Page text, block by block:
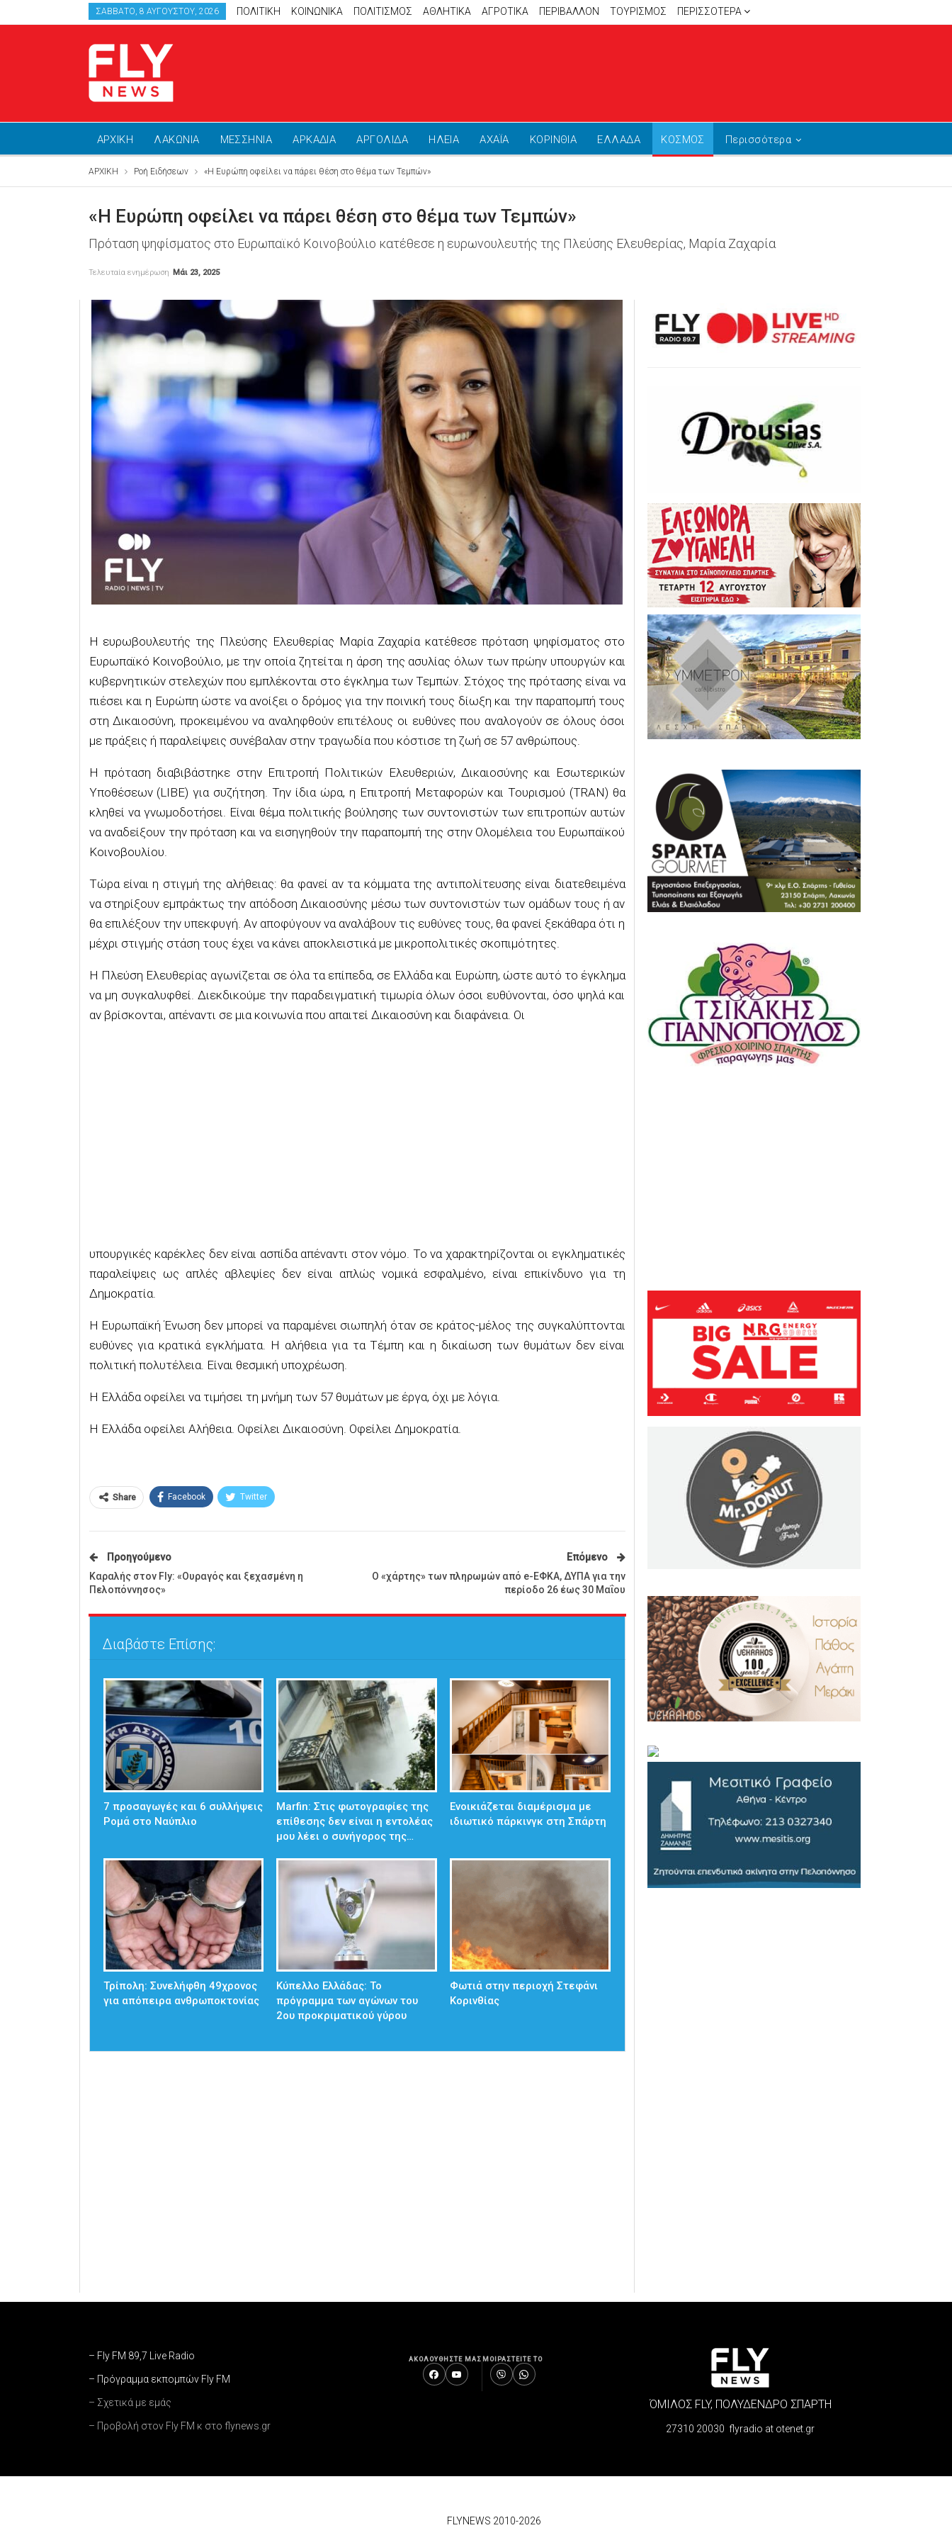
ΣΆΒΒΑΤΟ, 8 ΑΥΓΟΎΣΤΟΥ, 2026 ΠΟΛΙΤΙΚΗ ΚΟΙΝΩΝΙΚΑ ΠΟΛΙΤΙΣΜΟΣ ΑΘΛΗΤΙΚΆ ΑΓΡΟΤΙΚΑ ΠΕΡΙΒΑΛΛΟΝ ΤΟΥΡΙΣΜΟΣ ΠΕΡΙΣΣΌΤΕΡΑ
ΑΡΧΙΚΗ ΛΑΚΩΝΙΑ ΜΕΣΣΗΝΙΑ ΑΡΚΑΔΙΑ ΑΡΓΟΛΙΔΑ ΗΛΕΙΑ ΑΧΑΪΑ ΚΟΡΙΝΘΙΑ ΕΛΛΑΔΑ ΚΟΣΜΟΣ Περισσότερα
ΑΡΧΙΚΗ Ροή Ειδήσεων «Η Ευρώπη οφείλει να πάρει θέση στο θέμα των Τεμπών»
«Η Ευρώπη οφείλει να πάρει θέση στο θέμα των Τεμπών»
Πρόταση ψηφίσματος στο Ευρωπαϊκό Κοινοβούλιο κατέθεσε η ευρωνουλευτής της Πλεύσης Ελευθερίας, Μαρία Ζαχαρία
Τελευταία ενημέρωση Μάι 23, 2025
Η ευρωβουλευτής της Πλεύσης Ελευθερίας Μαρία Ζαχαρία κατέθεσε πρόταση ψηφίσματος στο
Ευρωπαϊκό Κοινοβούλιο, με την οποία ζητείται η άρση της ασυλίας όλων των πρώην υπουργών και
κυβερνητικών στελεχών που εμπλέκονται στο έγκλημα των Τεμπών. Στόχος της πρότασης είναι να
πιέσει και η Ευρώπη ώστε να ανοίξει ο δρόμος για την ποινική τους δίωξη και την παραπομπή τους
στη Δικαιοσύνη, προκειμένου να αναληφθούν επιτέλους οι ευθύνες που αναλογούν σε όλους όσοι
με πράξεις ή παραλείψεις συνέβαλαν στην τραγωδία που κόστισε τη ζωή σε 57 ανθρώπους.
Η πρόταση διαβιβάστηκε στην Επιτροπή Πολιτικών Ελευθεριών, Δικαιοσύνης και Εσωτερικών
Υποθέσεων (LIBE) για συζήτηση. Την ίδια ώρα, η Επιτροπή Μεταφορών και Τουρισμού (TRAN) θα
κληθεί να γνωμοδοτήσει. Είναι θέμα πολιτικής βούλησης των συντονιστών των επιτροπών αυτών
να αναδείξουν την πρόταση και να εισηγηθούν την παραπομπή της στην Ολομέλεια του Ευρωπαϊκού
Κοινοβουλίου.
Τώρα είναι η στιγμή της αλήθειας: θα φανεί αν τα κόμματα της αντιπολίτευσης είναι διατεθειμένα
να στηρίξουν εμπράκτως την απόδοση Δικαιοσύνης μέσω των συντονιστών των ομάδων τους ή αν
θα επιλέξουν την υπεκφυγή. Αν αποφύγουν να αναλάβουν τις ευθύνες τους, θα φανεί ξεκάθαρα ότι η
μέχρι στιγμής στάση τους έχει να κάνει αποκλειστικά με μικροπολιτικές σκοπιμότητες.
Η Πλεύση Ελευθερίας αγωνίζεται σε όλα τα επίπεδα, σε Ελλάδα και Ευρώπη, ώστε αυτό το έγκλημα
να μη συγκαλυφθεί. Διεκδικούμε την παραδειγματική τιμωρία όλων όσοι ευθύνονται, όσο ψηλά και
αν βρίσκονται, απέναντι σε μια κοινωνία που απαιτεί Δικαιοσύνη και διαφάνεια. Οι
υπουργικές καρέκλες δεν είναι ασπίδα απέναντι στον νόμο. Το να χαρακτηρίζονται οι εγκληματικές
παραλείψεις ως απλές αβλεψίες δεν είναι απλώς νομικά εσφαλμένο, είναι επικίνδυνο για τη
Δημοκρατία.
Η Ευρωπαϊκή Ένωση δεν μπορεί να παραμένει σιωπηλή όταν σε κράτος-μέλος της συγκαλύπτονται
ευθύνες για κρατικά εγκλήματα. Η αλήθεια για τα Τέμπη και η δικαίωση των θυμάτων δεν είναι
πολιτική πολυτέλεια. Είναι θεσμική υποχρέωση.
Η Ελλάδα οφείλει να τιμήσει τη μνήμη των 57 θυμάτων με έργα, όχι με λόγια.
Η Ελλάδα οφείλει Αλήθεια. Οφείλει Δικαιοσύνη. Οφείλει Δημοκρατία.
Share Facebook Twitter
Προηγούμενο
Καραλής στον Fly: «Ουραγός και ξεχασμένη η
Πελοπόννησος»
Επόμενο
Ο «χάρτης» των πληρωμών από e-ΕΦΚΑ, ΔΥΠΑ για την
περίοδο 26 έως 30 Μαΐου
Διαβάστε Επίσης:
7 προσαγωγές και 6 συλλήψεις
Ρομά στο Ναύπλιο
Marfin: Στις φωτογραφίες της
επίθεσης δεν είναι η εντολέας
μου λέει ο συνήγορος της…
Ενοικιάζεται διαμέρισμα με
ιδιωτικό πάρκινγκ στη Σπάρτη
Τρίπολη: Συνελήφθη 49χρονος
για απόπειρα ανθρωποκτονίας
Κύπελλο Ελλάδας: Το
πρόγραμμα των αγώνων του
2ου προκριματικού γύρου
Φωτιά στην περιοχή Στεφάνι
Κορινθίας
– Fly FM 89,7 Live Radio
– Πρόγραμμα εκπομπών Fly FM
– Σχετικά με εμάς
– Προβολή στον Fly FM κ στο flynews.gr
ΑΚΟΛΟΥΘΗΣΤΕ ΜΑΣ ΜΟΙΡΑΣΤΕΙΤΕ ΤΟ
ΌΜΙΛΟΣ FLY, ΠΟΛΥΔΕΝΔΡΟ ΣΠΑΡΤΗ
27310 20030 flyradio at otenet.gr
FLYNEWS 2010-2026